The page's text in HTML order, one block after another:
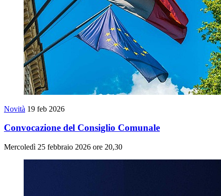
Novità 19 feb 2026
Convocazione del Consiglio Comunale
Mercoledì 25 febbraio 2026 ore 20,30